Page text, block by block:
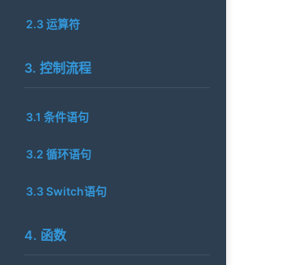
2.3 运算符
3. 控制流程
3.1 条件语句
3.2 循环语句
3.3 Switch语句
4. 函数